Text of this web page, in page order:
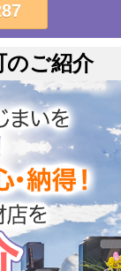
のご紹介